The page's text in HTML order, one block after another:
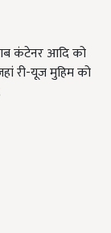
कंटेनर आदि को
री-यूज मुहिम को